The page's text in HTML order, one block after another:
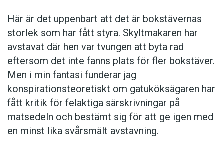
Här är det uppenbart att det är bokstävernas
storlek som har fått styra. Skyltmakaren har
avstavat där hen var tvungen att byta rad
eftersom det inte fanns plats för fler bokstäver.
Men i min fantasi funderar jag
konspirationsteoretiskt om gatuköksägaren har
fått kritik för felaktiga särskrivningar på
matsedeln och bestämt sig för att ge igen med
en minst lika svårsmält avstavning.